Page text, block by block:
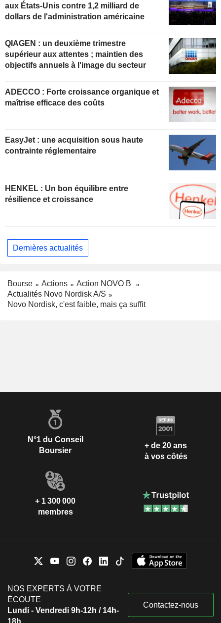
aux États-Unis contre 1,2 milliard de
dollars de l'administration américaine
QIAGEN : un deuxième trimestre
supérieur aux attentes ; maintien des
objectifs annuels à l'image du secteur
ADECCO : Forte croissance organique et
maîtrise efficace des coûts
EasyJet : une acquisition sous haute
contrainte réglementaire
HENKEL : Un bon équilibre entre
résilience et croissance
Dernières actualités
Bourse Actions
Action NOVO B
Actualités Novo Nordisk A/S
Novo Nordisk, c'est faible, mais ça suffit
N°1 du Conseil
Boursier
+ de 20 ans
à vos côtés
+ 1 300 000
membres
NOS EXPERTS À VOTRE
ÉCOUTE
Lundi - Vendredi 9h-12h / 14h-
18h
Contactez-nous